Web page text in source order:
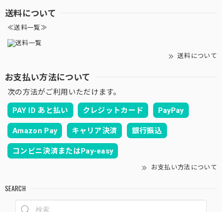
送料について
≪送料一覧≫
送料について
お支払い方法について
次の方法がご利用いただけます。
PAY ID あと払い クレジットカード PayPay
Amazon Pay キャリア決済 銀行振込
コンビニ決済またはPay-easy
お支払い方法について
SEARCH